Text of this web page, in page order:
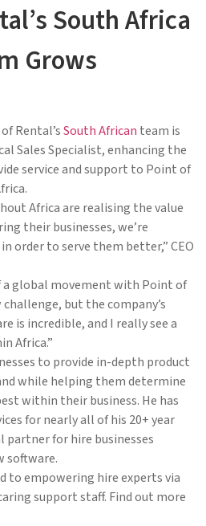
South Africa
Grows
Rental’sSouth African team is
Sales Specialist, enhancing the
service and support to Point of
Africa are realising the value
their businesses, we’re
order to serve them better,” CEO
a global movement with Point of
challenge, but the company’s
is incredible, and I really see a
Africa.”
to provide in-depth product
while helping them determine
within their business. He has
for nearly all of his 20+ year
partner for hire businesses
software.
to empowering hire experts via
support staff. Find out more